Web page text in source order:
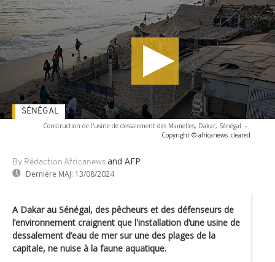
Construction de l'usine de dessalement des Mamelles, Dakar, Sénégal -
Copyright © africanews cleared
By Rédaction Africanews and AFP
Dernière MAJ: 13/08/2024
SÉNÉGAL
A Dakar au Sénégal, des pêcheurs et des défenseurs de
l’environnement craignent que l'installation d’une usine de
dessalement d’eau de mer sur une des plages de la
capitale, ne nuise à la faune aquatique.